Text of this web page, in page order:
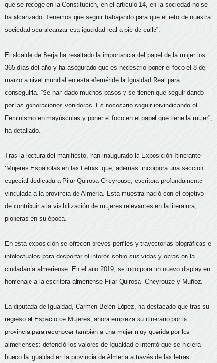
que se recoge en la Constitución, en el artículo 14, en la sociedad no se
ha alcanzado. Tenemos que seguir trabajando para que el reto de nuestra
sociedad sea alcanzar esa igualdad real a pie de calle”.
El alcalde de Berja ha resaltado la importancia del papel de la mujer los
365 días del año y ha asegurado que es necesario poner el foco el 8 de
marzo a nivel mundial en esta efeméride la Igualdad Real para
conseguirla. “Se han dado muchos pasos y se tienen que seguir dando
por las generaciones venideras. Es necesario seguir reivindicando el
Feminismo en mayúsculas y poner el foco en el papel que tiene la mujer”,
ha detallado.
Tras la lectura del manifiesto, han inaugurado la Exposición Itinerante
‘Mujeres Españolas en las Letras’ que, además, incorpora una sección
especial dedicada a Pilar Quirosa-Cheyrouse, escritora profundamente
vinculada a la provincia de Almería. Esta muestra nació con el objetivo
de contribuir a la visibilización de mujeres relevantes en la literatura,
pioneras en su época.
En esta exposición se ofrecen breves perfiles y trayectorias biográficas e
intelectuales para despertar el interés sobre sus vidas y obras en la
ciudadanía almeriense. En el año 2019, se incorpora un nuevo display en
homenaje a la escritora almeriense Pilar Quirosa- Cheyrouze y Muñoz.
La diputada de Igualdad, Carmen Belén López, ha destacado que tras su
regreso al Espacio de Mujeres, ahora empieza su itinerario por la
provincia para reconocer también a una mujer muy querida por los
almerienses: defendió los valores de Igualdad e intentó que se hiciera
hueco la igualdad en la provincia de Almería a través de las letras.